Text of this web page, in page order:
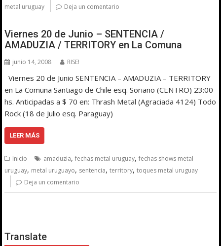
metal uruguay
Deja un comentario
Viernes 20 de Junio – SENTENCIA /
AMADUZIA / TERRITORY en La Comuna
junio 14, 2008 RISE!
Viernes 20 de Junio SENTENCIA – AMADUZIA – TERRITORY
en La Comuna Santiago de Chile esq. Soriano (CENTRO) 23:00
hs. Anticipadas a $ 70 en: Thrash Metal (Agraciada 4124) Todo
Rock (18 de Julio esq. Paraguay)
LEER MÁS
Inicio amaduzia,fechas metal uruguay,fechas shows metal
uruguay, metal uruguayo, sentencia,territory,toques metal uruguay
Deja un comentario
Translate